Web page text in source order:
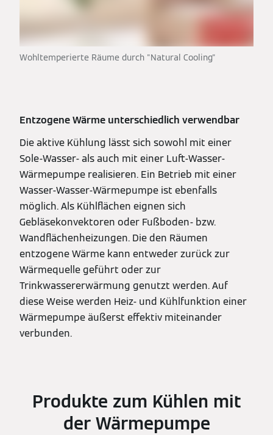
Wohltemperierte Räume durch "Natural Cooling"
Entzogene Wärme unterschiedlich verwendbar
Die aktive Kühlung lässt sich sowohl mit einer
Sole-Wasser- als auch mit einer Luft-Wasser-
Wärmepumpe realisieren. Ein Betrieb mit einer
Wasser-Wasser-Wärmepumpe ist ebenfalls
möglich. Als Kühlflächen eignen sich
Gebläsekonvektoren oder Fußboden- bzw.
Wandflächenheizungen. Die den Räumen
entzogene Wärme kann entweder zurück zur
Wärmequelle geführt oder zur
Trinkwassererwärmung genutzt werden. Auf
diese Weise werden Heiz- und Kühlfunktion einer
Wärmepumpe äußerst effektiv miteinander
verbunden.
Produkte zum Kühlen mit
der Wärmepumpe